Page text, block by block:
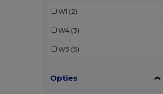
W1 (2)
W4 (3)
W5 (5)
Opties